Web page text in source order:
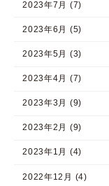
2023年7月 (7)
2023年6月 (5)
2023年5月 (3)
2023年4月 (7)
2023年3月 (9)
2023年2月 (9)
2023年1月 (4)
2022年12月 (4)